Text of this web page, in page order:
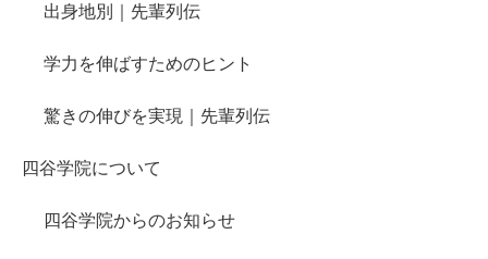
出身地別｜先輩列伝
学力を伸ばすためのヒント
驚きの伸びを実現｜先輩列伝
四谷学院について
四谷学院からのお知らせ